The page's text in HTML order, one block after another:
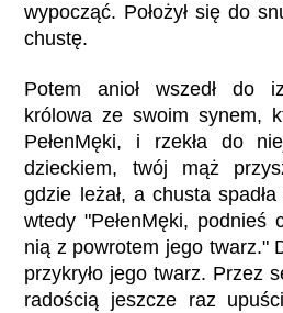
wypocząć. Położył się do
chustę.
Potem anioł wszedł do
królowa ze swoim synem,
PełenMęki, i rzekła do
dzieckiem, twój mąż
gdzie leżał, a chusta
wtedy "PełenMęki, podnieś
nią z powrotem jego twarz."
przykryło jego twarz. Przez
radością jeszcze raz